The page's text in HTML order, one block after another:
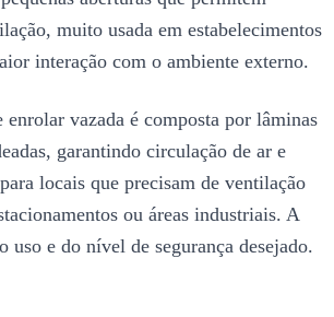
muito usada em estabelecimentos
interação com o ambiente externo.
vazada é composta por lâminas
garantindo circulação de ar e
locais que precisam de ventilação
ou áreas industriais. A
uso e do nível de segurança desejado.